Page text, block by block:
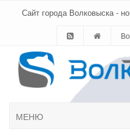
Сайт города Волковыска -
МЕНЮ